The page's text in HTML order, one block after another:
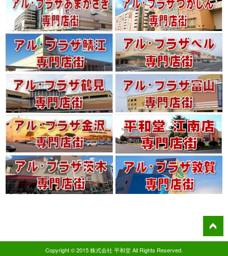
Copyright © 2015 株式会社 平和堂 All Rights Reserved.